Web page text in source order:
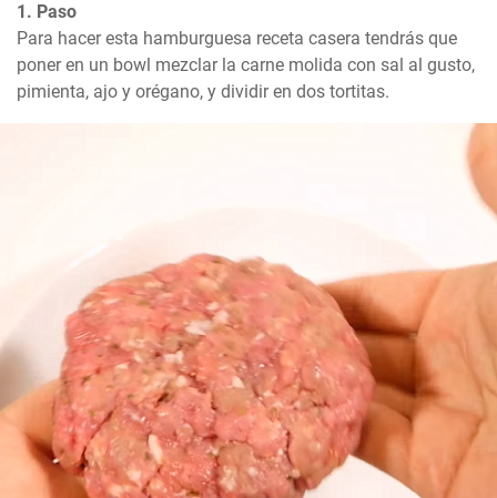
1. Paso
Para hacer esta hamburguesa receta casera tendrás que
poner en un bowl mezclar la carne molida con sal al gusto,
pimienta, ajo y orégano, y dividir en dos tortitas.